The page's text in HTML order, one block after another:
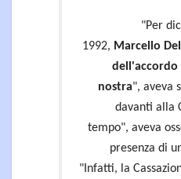
"Per
1992, Marcello
dell'accordo
nostra", aveva
davanti alla
tempo", aveva
presenza di
"Infatti, la